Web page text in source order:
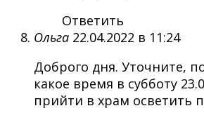
Ответить
Ольга 22.04.2022 в 11:24
Доброго дня. Уточните,
какое время в субботу
прийти в храм осветить